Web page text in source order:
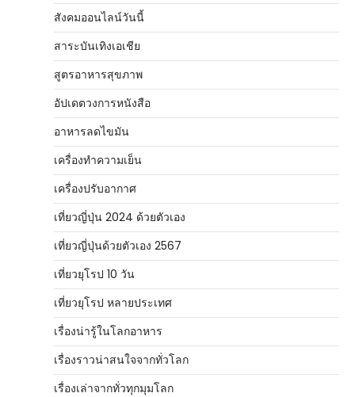
สังคมออนไลน์วันนี้
สาระบันเทิงเอเชีย
สูตรอาหารสุขภาพ
อัปเดตวงการหนังสือ
อาหารลดไขมัน
เครื่องทำความเย็น
เครื่องปรับอากาศ
เที่ยวญี่ปุ่น 2024 ด้วยตัวเอง
เที่ยวญี่ปุ่นด้วยตัวเอง 2567
เที่ยวยุโรป 10 วัน
เที่ยวยุโรป หลายประเทศ
เรื่องน่ารู้ในโลกอาหาร
เรื่องราวน่าสนใจจากทั่วโลก
เรื่องเล่าจากทั่วทุกมุมโลก